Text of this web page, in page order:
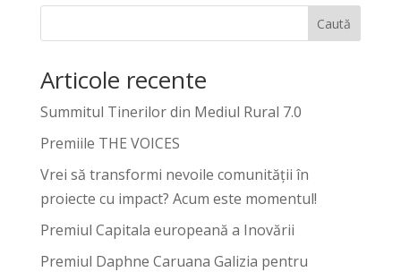
Caută
Articole recente
Summitul Tinerilor din Mediul Rural 7.0
Premiile THE VOICES
Vrei să transformi nevoile comunității în
proiecte cu impact? Acum este momentul!
Premiul Capitala europeană a Inovării
Premiul Daphne Caruana Galizia pentru